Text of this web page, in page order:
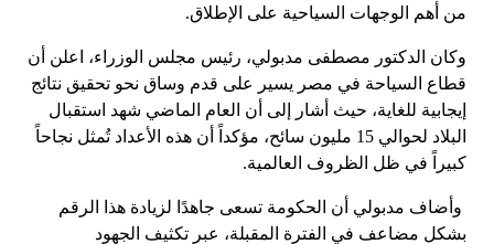
من أهم الوجهات السياحية على الإطلاق.
وكان الدكتور مصطفى مدبولي، رئيس مجلس الوزراء، اعلن أن
قطاع السياحة في مصر يسير على قدم وساق نحو تحقيق نتائج
إيجابية للغاية، حيث أشار إلى أن العام الماضي شهد استقبال
البلاد لحوالي 15 مليون سائح، مؤكداً أن هذه الأعداد تُمثل نجاحاً
كبيراً في ظل الظروف العالمية.
وأضاف مدبولي أن الحكومة تسعى جاهدًا لزيادة هذا الرقم
بشكل مضاعف في الفترة المقبلة، عبر تكثيف الجهود